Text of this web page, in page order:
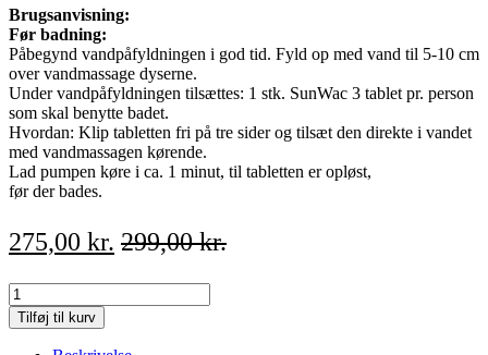
Brugsanvisning:
Før badning:
Påbegynd vandpåfyldningen i god tid. Fyld op med vand til 5-10 cm
over vandmassage dyserne.
Under vandpåfyldningen tilsættes: 1 stk. SunWac 3 tablet pr. person
som skal benytte badet.
Hvordan: Klip tabletten fri på tre sider og tilsæt den direkte i vandet
med vandmassagen kørende.
Lad pumpen køre i ca. 1 minut, til tabletten er opløst,
før der bades.
275,00 kr. 299,00kr.
SunWac
3
Klortabs
Tilføj til kurv